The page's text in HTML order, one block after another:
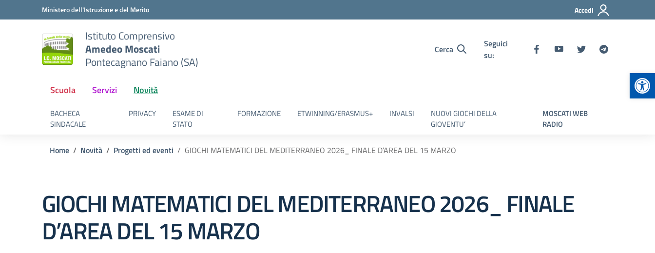
Vai ai contenuti
Vai al menu di navigazioneMinistero dell'Istruzione e del Merito Accedi
Istituto Comprensivo
Amedeo Moscati
Pontecagnano Faiano (SA)
Cerca
Seguici
su:
Scuola Servizi Novità
BACHECA
SINDACALE
PRIVACY
ESAME DI
STATO
FORMAZIONE ETWINNING/ERASMUS+ INVALSI
NUOVI GIOCHI DELLA
GIOVENTU’
MOSCATI WEB
RADIO
Home Novità Progetti ed eventi GIOCHI MATEMATICI DEL MEDITERRANEO 2026_ FINALE D’AREA DEL 15 MARZO
GIOCHI MATEMATICI DEL MEDITERRANEO 2026_ FINALE
D’AREA DEL 15 MARZO